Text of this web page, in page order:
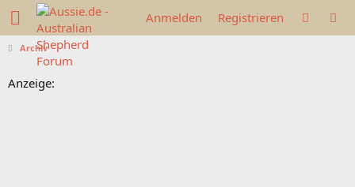
Anmelden Registrieren
Archiv
Anzeige: